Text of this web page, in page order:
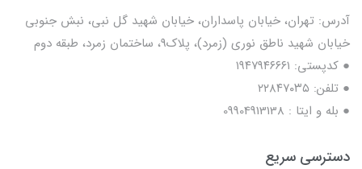
آدرس: تهران، خیابان پاسداران، خیابان شهید گل نبی، نبش جنوبی
خیابان شهید ناطق نوری (زمرد)، پلاک9، ساختمان زمرد، طبقه دوم
● کدپستی: ۱۹۴۷۹۴۶۶۶۱
● تلفن: ٢٢٨۴٧۰۳۵
● بله و ایتا : 09904913138
دسترسی سریع